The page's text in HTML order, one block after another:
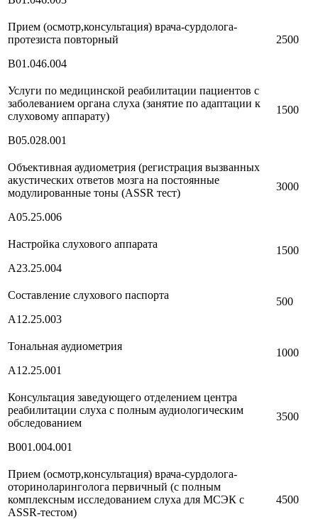
Прием (осмотр,консультация) врача-сурдолога-
протезиста повторный
В01.046.004
2500
Услуги по медицинской реабилитации пациентов с
заболеванием органа слуха (занятие по адаптации к
слуховому аппарату)
В05.028.001
1500
Объективная аудиометрия (регистрация вызванных
акустических ответов мозга на постоянные
модулированные тоны (ASSR тест)
А05.25.006
3000
Настройка слухового аппарата
А23.25.004
1500
Составление слухового паспорта
А12.25.003
500
Тональная аудиометрия
А12.25.001
1000
Консультация заведующего отделением центра
реабилитации слуха с полным аудиологическим
обследованием
В001.004.001
3500
Прием (осмотр,консультация) врача-сурдолога-
оториноларинголога первичный (с полным
комплексным исследованием слуха для МСЭК с
ASSR-тестом)
4500